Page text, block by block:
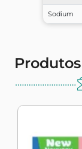
Sodium